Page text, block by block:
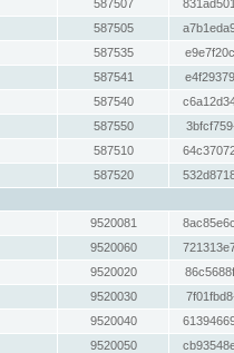
587507
587505
587535
587541
587540
587550
587510
587520
9520081
9520060
9520020
9520030
9520040
9520050